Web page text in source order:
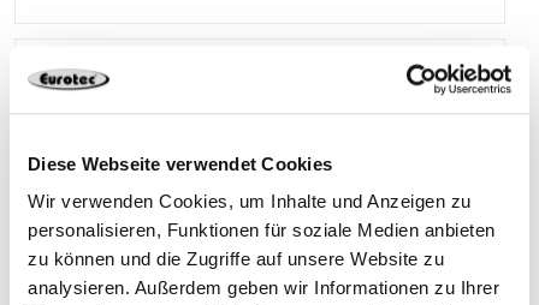
Diese Webseite verwendet Cookies
Wir verwenden Cookies, um Inhalte und Anzeigen zu
personalisieren, Funktionen für soziale Medien anbieten
zu können und die Zugriffe auf unsere Website zu
analysieren. Außerdem geben wir Informationen zu Ihrer
Soporte de anclaje para atornillar para postes
redondos 121 mm